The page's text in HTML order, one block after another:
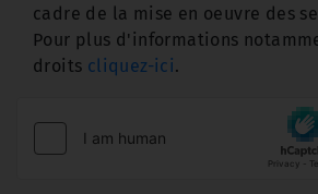
cadre de la mise en oeuvre des
Pour plus d'informations
droits cliquez-ici.